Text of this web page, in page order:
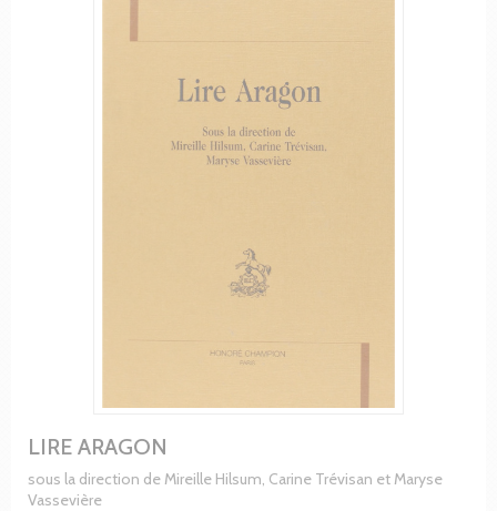
LIRE ARAGON
sous la direction de Mireille Hilsum, Carine Trévisan et Maryse
Vassevière